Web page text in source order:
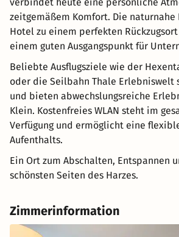
zeitgemäßem Komfort. Die naturnahe
Hotel zu einem perfekten
einem guten Ausgangspunkt für
Beliebte Ausflugsziele wie der
oder die Seilbahn Thale Erlebniswelt
und bieten abwechslungsreiche
Klein. Kostenfreies WLAN steht im
Verfügung und ermöglicht eine
Aufenthalts.
Ein Ort zum Abschalten, Entspannen
schönsten Seiten des Harzes.
Zimmerinformation